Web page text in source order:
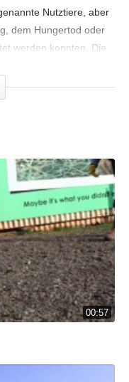
Nutztiere, aber
dem Hungertod oder
werden konnten. Die
Welt sind: leben.
We rescue and
Hof Butenland is their
00:57